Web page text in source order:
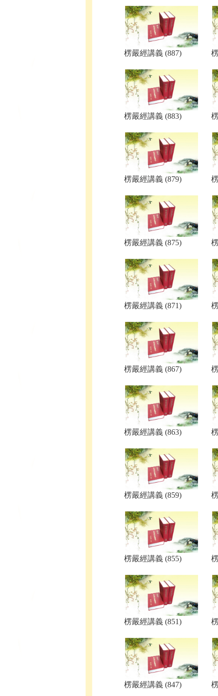
楞嚴經講義 (887)
楞嚴經講義 (883)
楞嚴經講義 (879)
楞嚴經講義 (875)
楞嚴經講義 (871)
楞嚴經講義 (867)
楞嚴經講義 (863)
楞嚴經講義 (859)
楞嚴經講義 (855)
楞嚴經講義 (851)
楞嚴經講義 (847)